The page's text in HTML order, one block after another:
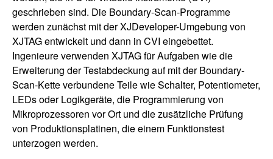
geschrieben sind. Die Boundary-Scan-Programme
werden zunächst mit der XJDeveloper-Umgebung von
XJTAG entwickelt und dann in CVI eingebettet.
Ingenieure verwenden XJTAG für Aufgaben wie die
Erweiterung der Testabdeckung auf mit der Boundary-
Scan-Kette verbundene Teile wie Schalter, Potentiometer,
LEDs oder Logikgeräte, die Programmierung von
Mikroprozessoren vor Ort und die zusätzliche Prüfung
von Produktionsplatinen, die einem Funktionstest
unterzogen werden.